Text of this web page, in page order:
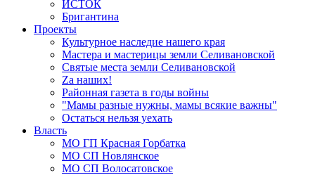
ИСТОК
Бригантина
Проекты
Культурное наследие нашего края
Мастера и мастерицы земли Селивановской
Святые места земли Селивановской
Zа наших!
Районная газета в годы войны
"Мамы разные нужны, мамы всякие важны"
Остаться нельзя уехать
Власть
МО ГП Красная Горбатка
МО СП Новлянское
МО СП Волосатовское